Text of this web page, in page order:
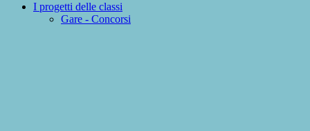
I progetti delle classi
Gare - Concorsi